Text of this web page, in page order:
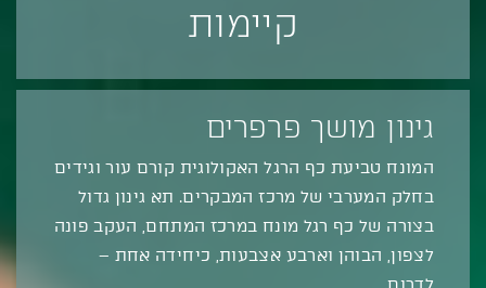
קיימות
גינון מושך פרפרים
המונח טביעת כף הרגל האקולוגית קורם עור וגידים
בחלק המערבי של מרכז המבקרים. תא גינון גדול
בצורה של כף רגל מונח במרכז המתחם, העקב פונה
לצפון, הבוהן וארבע אצבעות, כיחידה אחת –